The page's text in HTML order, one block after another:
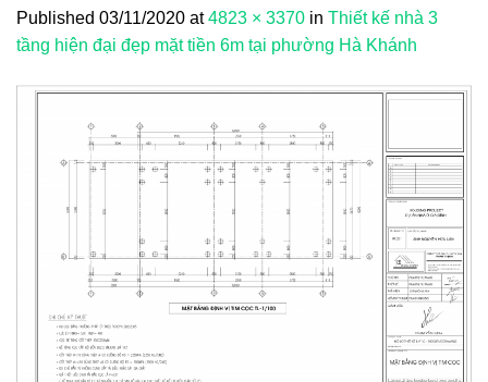
Published 03/11/2020 at4823 × 3370 in Thiết kế nhà 3
tầng hiện đại đẹp mặt tiền 6m tại phường Hà Khánh